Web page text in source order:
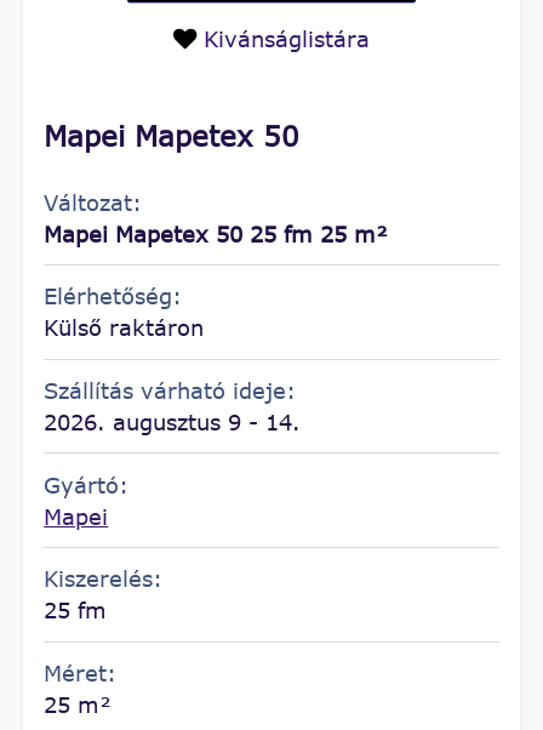
Mapei Mapetex 50
Változat:
Mapei Mapetex 50 25 fm 25 m²
Elérhetőség:
Külső raktáron
Szállítás várható ideje:
2026. augusztus 9 - 14.
Gyártó:
Mapei
Kiszerelés:
25 fm
Méret:
25 m²
Kivánságlistára